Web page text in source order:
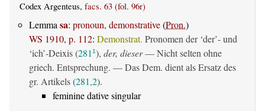
Codex Argenteus, facs. 63 (fol. 96r)
Lemma sa: pronoun, demonstrative(Pron.)
WS 1910, p. 112: Demonstrat. Pronomen der ‘der’- und
‘ich’-Deixis (281 1), der, dieser— Nicht selten ohne
griech. Entsprechung. — Das Dem. dient als Ersatz des
gr. Artikels (281,2).
feminine dative singular